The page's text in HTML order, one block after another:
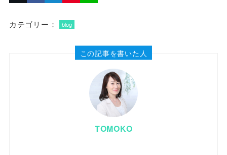
カテゴリー： blog
この記事を書いた人
TOMOKO